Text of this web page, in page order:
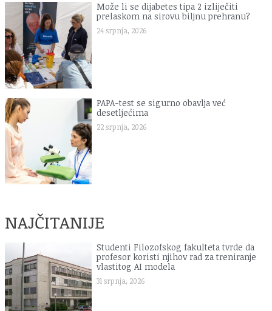
Može li se dijabetes tipa 2 izliječiti
prelaskom na sirovu biljnu prehranu?
24 srpnja, 2026
PAPA-test se sigurno obavlja već
desetljećima
22 srpnja, 2026
NAJČITANIJE
Studenti Filozofskog fakulteta tvrde da
profesor koristi njihov rad za treniranje
vlastitog AI modela
31 srpnja, 2026